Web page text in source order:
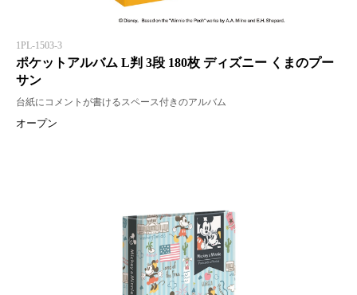
1PL-1503-3
ポケットアルバム L判 3段 180枚 ディズニー くまのプー
サン
台紙にコメントが書けるスペース付きのアルバム
オープン